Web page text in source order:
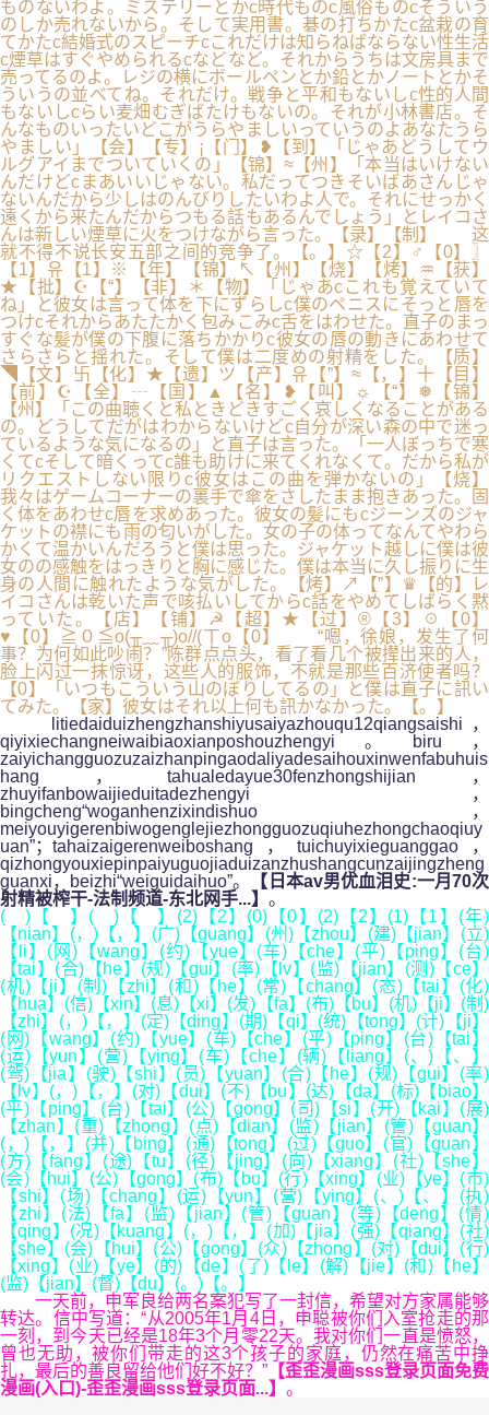
ものないわよ。ミステリーとかc時代ものc風俗ものcそういう
のしか売れないから。そして実用書。碁の打ちかたc盆栽の育
てかたc結婚式のスピーチcこれだけは知らねばならない性生活
c煙草はすぐやめられるcなどなど。それからうちは文房具まで
売ってるのよ。レジの横にボールペンとか鉛とかノートとかそ
ういうの並べてね。それだけ。戦争と平和もないしc性的人間
もないしcらい麦畑むぎばたけもないの。それが小林書店。そ
んなものいったいどこがうらやましいっていうのよあなたうら
やましい」【会】【专】¡【门】❥【到】「じゃあどうしてウ
ルグアイまでついていくの」【锦】≈【州】「本当はいけない
んだけどcまあいいじゃない。私だってつきそいばあさんじゃ
ないんだから少しはのんびりしたいわよ人で。それにせっかく
遠くから来たんだからつもる話もあるんでしょう」とレイコさ
んは新しい煙草に火をつけながら言った。【录】【制】 这
就不得不说长安五部之间的竞争了。【。】☆【2】♂【0】〗
【1】유【1】※【年】【锦】↖【州】【烧】【烤】♒【获】
★【批】☪【“】【非】＊【物】「じゃあcこれも覚えていて
ね」と彼女は言って体を下にずらしc僕のペニスにそっと唇を
つけcそれからあたたかく包みこみc舌をはわせた。直子のまっ
すぐな髪が僕の下腹に落ちかかりc彼女の唇の動きにあわせて
さらさらと揺れた。そして僕は二度めの射精をした。【质】
◥【文】卐【化】★【遗】ツ【产】유【”】≈【，】十【目】
【前】☪【全】┄【国】▲【名】❥【叫】☼【“】❅【锦】
【州】「この曲聴くと私ときどきすごく哀しくなることがある
の。どうしてだがはわからないけどc自分が深い森の中で迷っ
ているような気になるの」と直子は言った。「一人ぼっちで寒
くてcそして暗くってc誰も助けに来てくれなくて。だから私が
リクエストしない限りc彼女はこの曲を弾かないの」【烧】
我々はゲームコーナーの裏手で傘をさしたまま抱きあった。固
く体をあわせc唇を求めあった。彼女の髪にもcジーンズのジャ
ケットの襟にも雨の匂いがした。女の子の体ってなんてやわら
かくて温かいんだろうと僕は思った。ジャケット越しに僕は彼
女のの感触をはっきりと胸に感じた。僕は本当に久し振りに生
身の人間に触れたような気がした。【烤】↗【”】♛【的】レ
イコさんは乾いた声で咳払いしてからc話をやめてしばらく黙
っていた。【店】【铺】☭【超】★【过】®【3】☉【0】
♥【0】≧０≦o(╥﹏╥)o//(ㄒo【0】 “嗯，徐娘，发生了何
事？为何如此吵闹？”陈群点点头，看了看几个被撵出来的人，
脸上闪过一抹惊讶，这些人的服饰，不就是那些百济使者吗？
【0】「いつもこういう山のぼりしてるの」と僕は直子に訊い
てみた。【家】彼女はそれ以上何も訊かなかった。【。】
litiedaiduizhengzhanshiyusaiyazhouqu12qiangsaishi，
qiyixiechangneiwaibiaoxianposhouzhengyi。biru，
zaiyichangguozuzaizhanpingaodaliyadesaihouxinwenfabuhuis
hang，tahualedayue30fenzhongshijian，
zhuyifanbowaijieduitadezhengyi，
bingcheng“woganhenzixindishuo，
meiyouyigerenbiwogenglejiezhongguozuqiuhezhongchaoqiuy
uan”；tahaizaigerenweiboshang，tuichuyixieguanggao，
qizhongyouxiepinpaiyuguojiaduizanzhushangcunzaijingzheng
guanxi，beizhi“weiguidaihuo”。
【日本av男优血泪史:一月70次
射精被榨干-法制频道-东北网手...】 。
( )【 】( )【 】(2)【2】(0)【0】(2)【2】(1)【1】(年)
【nian】(，)【，】(广)【guang】(州)【zhou】(建)【jian】(立)
【li】(网)【wang】(约)【yue】(车)【che】(平)【ping】(台)
【tai】(合)【he】(规)【gui】(率)【lv】(监)【jian】(测)【ce】
(机)【ji】(制)【zhi】(和)【he】(常)【chang】(态)【tai】(化)
【hua】(信)【xin】(息)【xi】(发)【fa】(布)【bu】(机)【ji】(制)
【zhi】(，)【，】(定)【ding】(期)【qi】(统)【tong】(计)【ji】
(网)【wang】(约)【yue】(车)【che】(平)【ping】(台)【tai】
(运)【yun】(营)【ying】(车)【che】(辆)【liang】(、)【、】
(驾)【jia】(驶)【shi】(员)【yuan】(合)【he】(规)【gui】(率)
【lv】(，)【，】(对)【dui】(不)【bu】(达)【da】(标)【biao】
(平)【ping】(台)【tai】(公)【gong】(司)【si】(开)【kai】(展)
【zhan】(重)【zhong】(点)【dian】(监)【jian】(管)【guan】
(，)【，】(并)【bing】(通)【tong】(过)【guo】(官)【guan】
(方)【fang】(途)【tu】(径)【jing】(向)【xiang】(社)【she】
(会)【hui】(公)【gong】(布)【bu】(行)【xing】(业)【ye】(市)
【shi】(场)【chang】(运)【yun】(营)【ying】(、)【、】(执)
【zhi】(法)【fa】(监)【jian】(管)【guan】(等)【deng】(情)
【qing】(况)【kuang】(，)【，】(加)【jia】(强)【qiang】(社)
【she】(会)【hui】(公)【gong】(众)【zhong】(对)【dui】(行)
【xing】(业)【ye】(的)【de】(了)【le】(解)【jie】(和)【he】
(监)【jian】(督)【du】(。)【。】
一天前，申军良给两名案犯写了一封信，希望对方家属能够
转达。信中写道：“从2005年1月4日，申聪被你们入室抢走的那
一刻，到今天已经是18年3个月零22天。我对你们一直是愤怒，
曾也无助，被你们带走的这3个孩子的家庭，仍然在痛苦中挣
扎，最后的善良留给他们好不好？” 【歪歪漫画sss登录页面免费
漫画(入口)-歪歪漫画sss登录页面...】 。